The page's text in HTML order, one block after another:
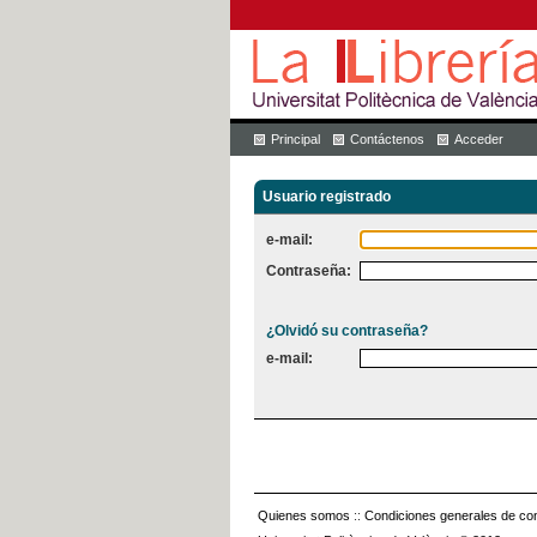
Principal Contáctenos Acceder
Usuario registrado
e-mail:
Contraseña:
¿Olvidó su contraseña?
e-mail:
Quienes somos :: Condiciones generales de